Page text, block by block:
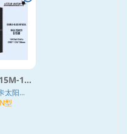
1...
太阳...
型